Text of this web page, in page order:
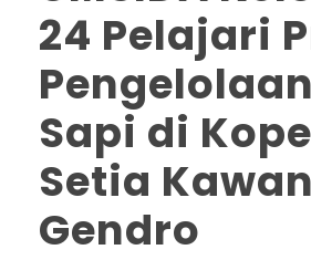
24 Pelajari
Sapi di
Setia
Gendro